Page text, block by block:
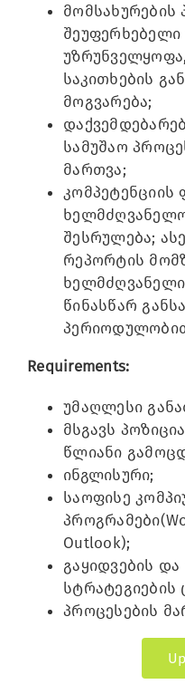
მომსახურების
შეუფერხებელი
საკითხების
მოგვარება;
სამუშაო
მართვა;
კომპეტენციის
შესრულება;
რეპორტის
წინასწარ
Requirements:
უმაღლესი
მსგავს
წლიანი
ინგლისური;
საოფისე
Outlook);
გაყიდვების
სტრატეგიების
პროცესების